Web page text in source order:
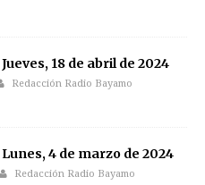
18 de abril de 2024
Redacción Radio Bayamo
4 de marzo de 2024
Redacción Radio Bayamo